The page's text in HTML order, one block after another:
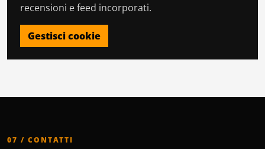
recensioni e feed incorporati.
Gestisci cookie
07 / CONTATTI